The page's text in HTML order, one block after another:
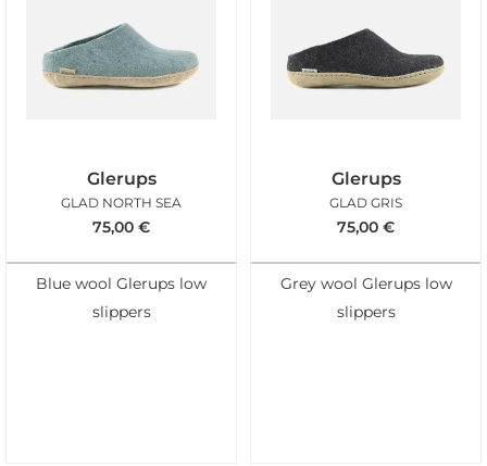
Glerups
GLAD NORTH SEA
75,00 €
Blue wool Glerups low
slippers
Glerups
GLAD GRIS
75,00 €
Grey wool Glerups low
slippers